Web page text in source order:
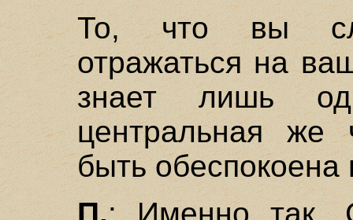
То, что вы
отражаться на
знает лишь
центральная
быть обеспокоена